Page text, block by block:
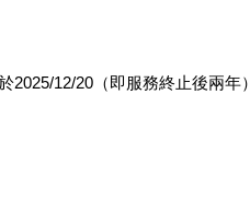
12/20（即服務終止後兩年）